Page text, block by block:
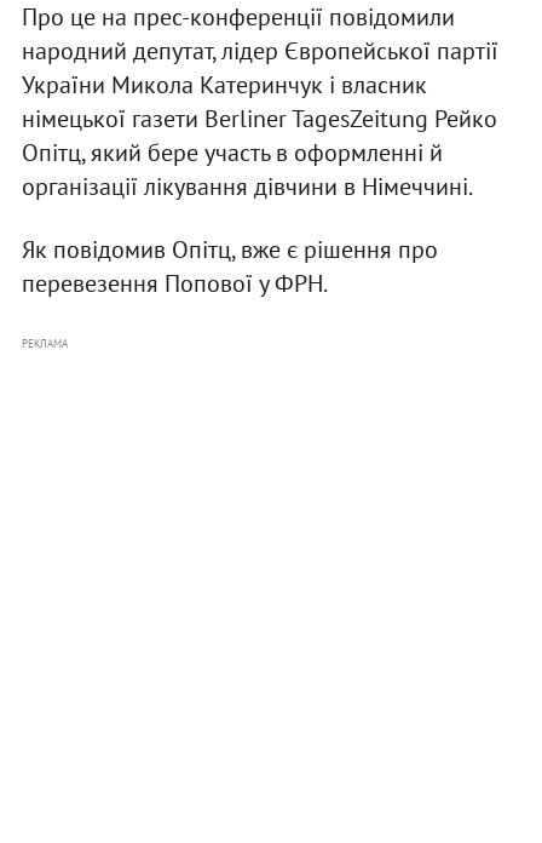
Про це на прес-конференції повідомили
народний депутат, лідер Європейської партії
України Микола Катеринчук і власник
німецької газети Berliner TagesZeitung Рейко
Опітц, який бере участь в оформленні й
організації лікування дівчини в Німеччині.
Як повідомив Опітц, вже є рішення про
перевезення Попової у ФРН.
РЕКЛАМА